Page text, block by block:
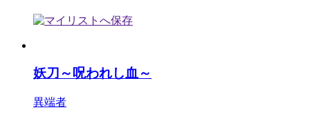
妖刀～呪われし血～
異端者